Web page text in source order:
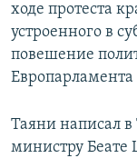
ходе протеста
устроенного в
повешение
Таяни написал
министру Беате